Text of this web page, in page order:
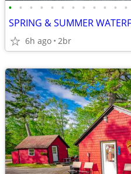
• • • • • • • • • • • •
6h ago 2br